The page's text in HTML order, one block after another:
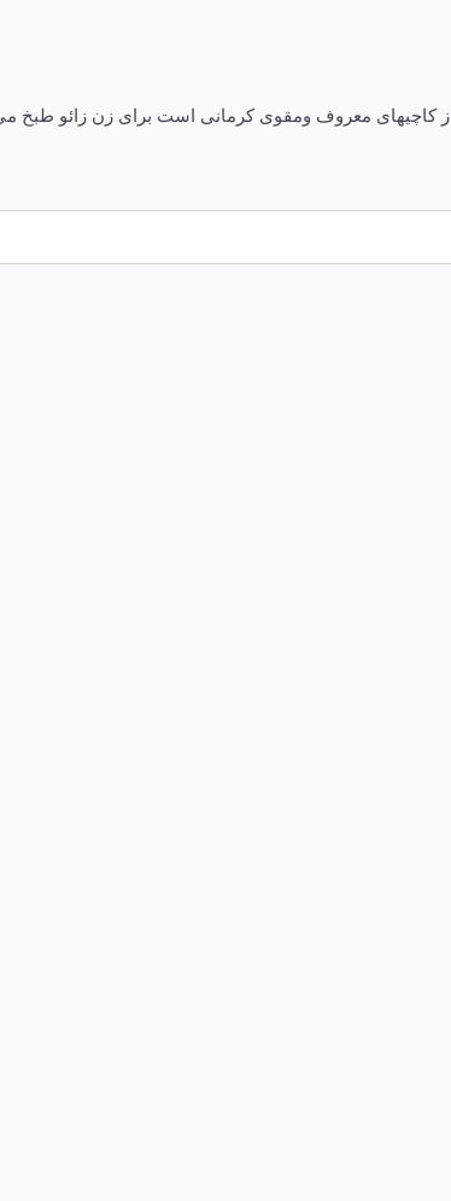
کاچیهای معروف ومقوی کرمانی است برای زن زائو طبخ